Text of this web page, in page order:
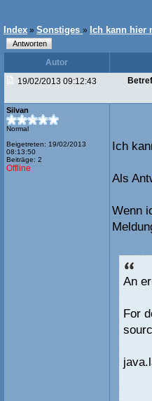
Index » Sonstiges » Ich kann hier
Autor
19/02/2013 09:12:43
Silvan
Normal
Beigetreten: 19/02/2013
08:13:50
Beiträge: 2
Offline
Ich
Als
Wenn
An
For